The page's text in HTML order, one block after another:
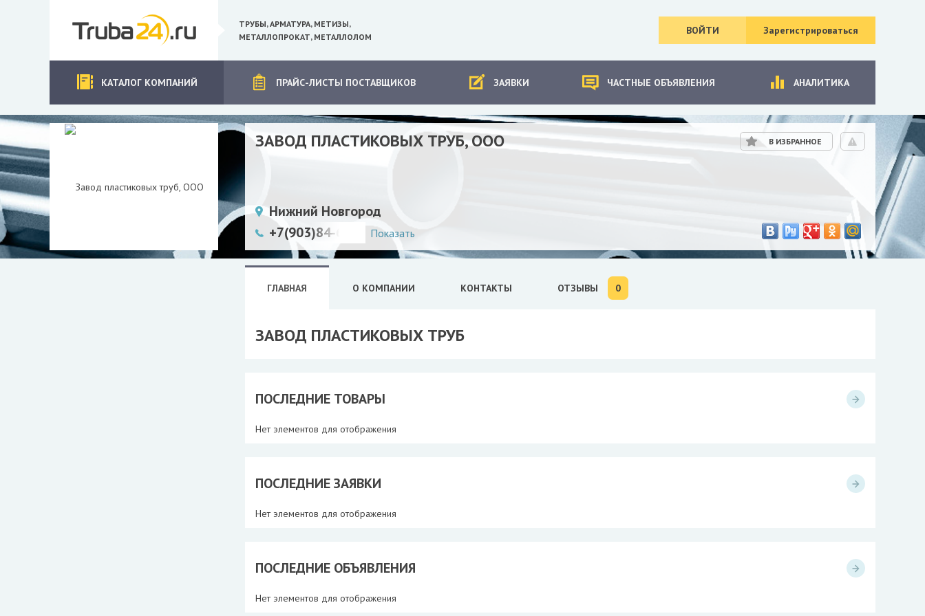
ТРУБЫ, АРМАТУРА, МЕТИЗЫ,
МЕТАЛЛОПРОКАТ, МЕТАЛЛОЛОМ
ВОЙТИ Зарегистрироваться
КАТАЛОГ КОМПАНИЙ ПРАЙС-ЛИСТЫ ПОСТАВЩИКОВ ЗАЯВКИ ЧАСТНЫЕ ОБЪЯВЛЕНИЯ АНАЛИТИКА
ЗАВОД ПЛАСТИКОВЫХ ТРУБ, ООО
Нижний Новгород
+7(903)84-64-635, +7(831)331-00-77
Показать
В ИЗБРАННОЕ
ГЛАВНАЯ О КОМПАНИИ КОНТАКТЫ ОТЗЫВЫ 0
ЗАВОД ПЛАСТИКОВЫХ ТРУБ
ПОСЛЕДНИЕ ТОВАРЫ
Нет элементов для отображения
ПОСЛЕДНИЕ ЗАЯВКИ
Нет элементов для отображения
ПОСЛЕДНИЕ ОБЪЯВЛЕНИЯ
Нет элементов для отображения